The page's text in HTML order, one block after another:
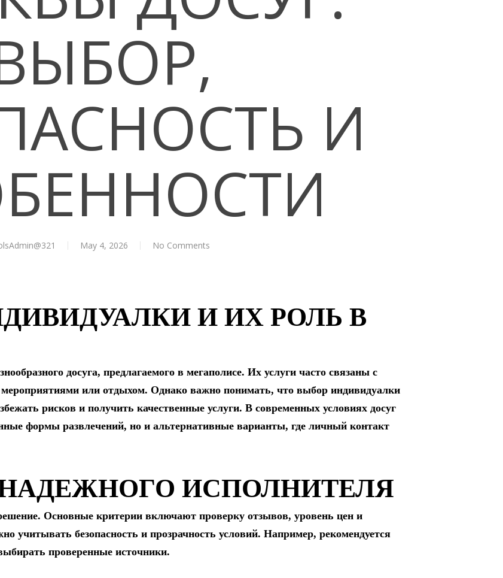
И
May 4, 2026 No Comments
И ИХ РОЛЬ В
досуга, предлагаемого в мегаполисе. Их услуги часто связаны с
или отдыхом. Однако важно понимать, что выбор индивидуалки
рисков и получить качественные услуги. В современных условиях досуг
формы развлечений, но и альтернативные варианты, где личный контакт
ИСПОЛНИТЕЛЯ
Основные критерии включают проверку отзывов, уровень цен и
учитывать безопасность и прозрачность условий. Например, рекомендуется
проверенные источники.